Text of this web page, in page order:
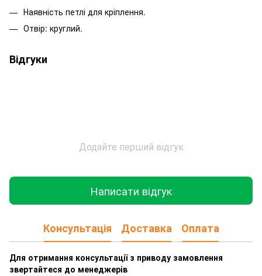
Наявність петлі для кріплення.
Отвір: круглий.
Відгуки
Додайте перший відгук
Написати відгук
Консультація Доставка Оплата
Для отримання консультації з приводу замовлення
звертайтеся до менеджерів